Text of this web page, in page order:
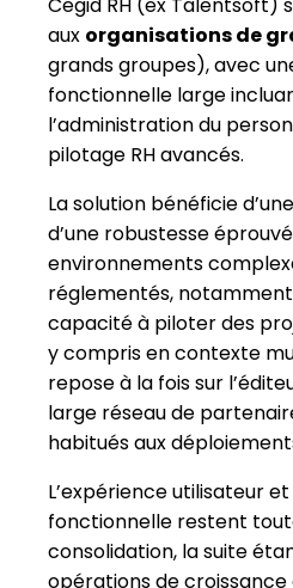
La solution bénéficie
d’une robustesse
environnements
réglementés, notamment
capacité à piloter des
y compris en contexte
repose à la fois sur
large réseau de
habitués aux
L’expérience utilisateur et
fonctionnelle restent
consolidation, la suite
opérations de
richesse fonctionnelle
souvent de projets longs
une expérience parfois
managers et les
des solutions plus
nativement pour l’agilité.